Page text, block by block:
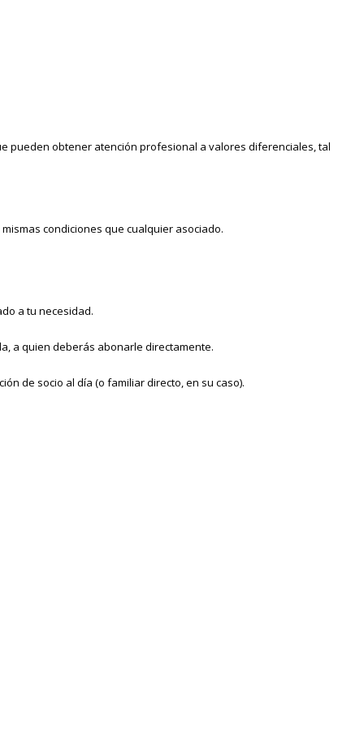
pueden obtener atención profesional a valores diferenciales, tal
condiciones que cualquier asociado.
a tu necesidad.
a quien deberás abonarle directamente.
de socio al día (o familiar directo, en su caso).